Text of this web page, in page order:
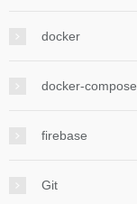
docker
docker-compose
firebase
Git